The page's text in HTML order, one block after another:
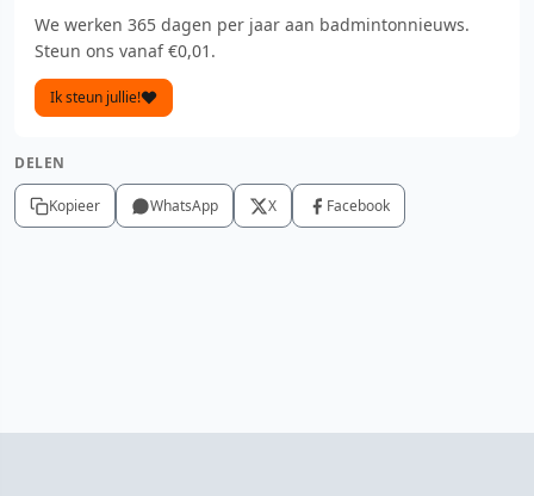
We werken 365 dagen per jaar aan badmintonnieuws.
Steun ons vanaf €0,01.
Ik steun jullie!
DELEN
Kopieer WhatsApp X Facebook